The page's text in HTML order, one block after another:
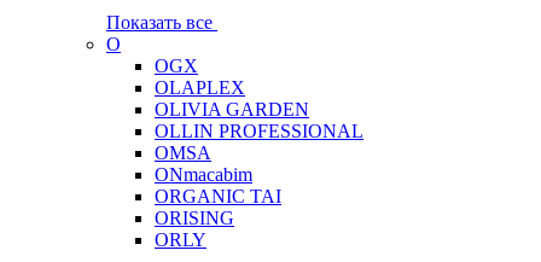
Показать все
O
OGX
OLAPLEX
OLIVIA GARDEN
OLLIN PROFESSIONAL
OMSA
ONmacabim
ORGANIC TAI
ORISING
ORLY